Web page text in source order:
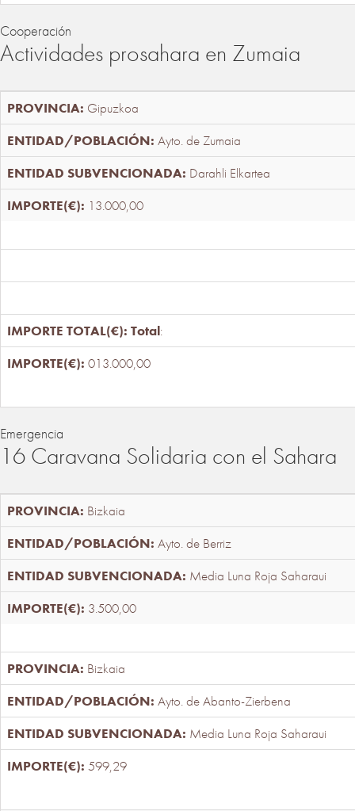
Cooperación
Actividades prosahara en Zumaia
Gipuzkoa
Ayto. de Zumaia
Darahli Elkartea
13.000,00
Total:
013.000,00
Emergencia
16 Caravana Solidaria con el Sahara
Bizkaia
Ayto. de Berriz
Media Luna Roja Saharaui
3.500,00
Bizkaia
Ayto. de Abanto-Zierbena
Media Luna Roja Saharaui
599,29